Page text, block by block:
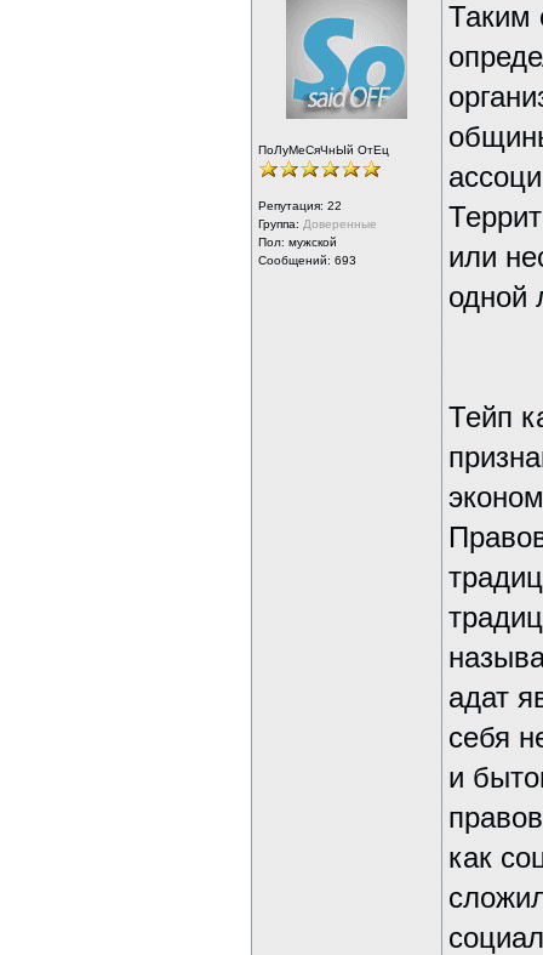
ПоЛуМеСяЧнЫй ОтЕц
Репутация: 22
Группа: Доверенные
Пол: мужской
Сообщений: 693
Таким
или
одной
Тейп
адат
себя
и
как